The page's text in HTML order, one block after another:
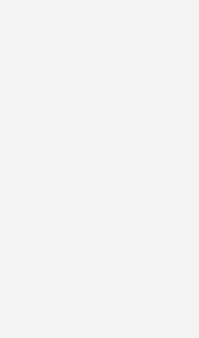
sind das
noch nicht voll entwickelt.
besondere
auch von den
sein.
Höhen und Tiefen. Dadurch
Altersklassen gleichzeitig
unsicheren Hockern und